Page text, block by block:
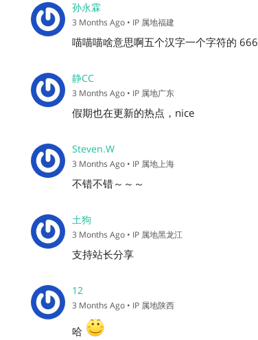
孙永霖
3 Months Ago • IP 属地福建
喵喵喵啥意思啊五个汉字一个字符的 666
静CC
3 Months Ago • IP 属地广东
假期也在更新的热点，nice
Steven.W
3 Months Ago • IP 属地上海
不错不错～～～
土狗
3 Months Ago • IP 属地黑龙江
支持站长分享
12
3 Months Ago • IP 属地陕西
哈